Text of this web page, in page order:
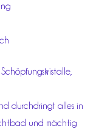
durchdringt alles in
und mächtig